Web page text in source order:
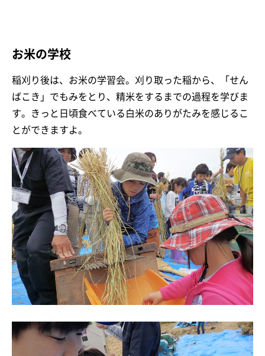
お米の学校
稲刈り後は、お米の学習会。刈り取った稲から、「せん
ばこき」でもみをとり、精米をするまでの過程を学びま
す。きっと日頃食べている白米のありがたみを感じるこ
とができますよ。